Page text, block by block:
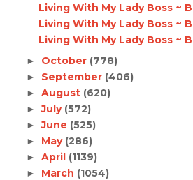
Living With My Lady Boss ~
Living With My Lady Boss ~
Living With My Lady Boss ~
► October (778)
► September (406)
► August (620)
►July (572)
►June (525)
► May (286)
► April (1139)
► March (1054)